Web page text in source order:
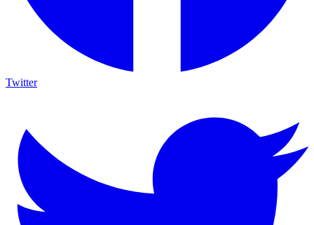
Twitter